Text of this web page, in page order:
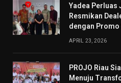
Yadea Perluas
Resmikan
dengan Promo
APRIL 23, 2026
PROJO Riau
Menuju